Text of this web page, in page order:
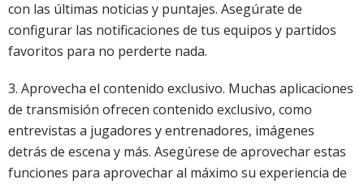
con las últimas noticias y puntajes. Asegúrate de
configurar las notificaciones de tus equipos y partidos
favoritos para no perderte nada.
3. Aprovecha el contenido exclusivo. Muchas aplicaciones
de transmisión ofrecen contenido exclusivo, como
entrevistas a jugadores y entrenadores, imágenes
detrás de escena y más. Asegúrese de aprovechar estas
funciones para aprovechar al máximo su experiencia de